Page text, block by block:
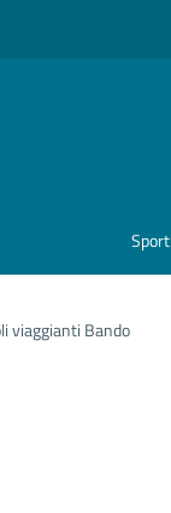
Sport
viaggianti Bando